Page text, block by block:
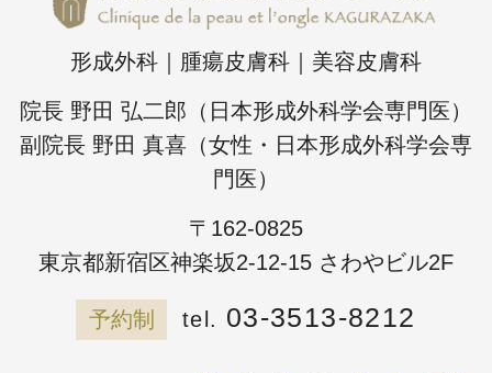
形成外科｜腫瘍皮膚科｜美容皮膚科
院長 野田 弘二郎（日本形成外科学会専門医）
副院長 野田 真喜（女性・日本形成外科学会専
門医）
〒162-0825
東京都新宿区神楽坂2-12-15 さわやビル2F
予約制 03-3513-8212